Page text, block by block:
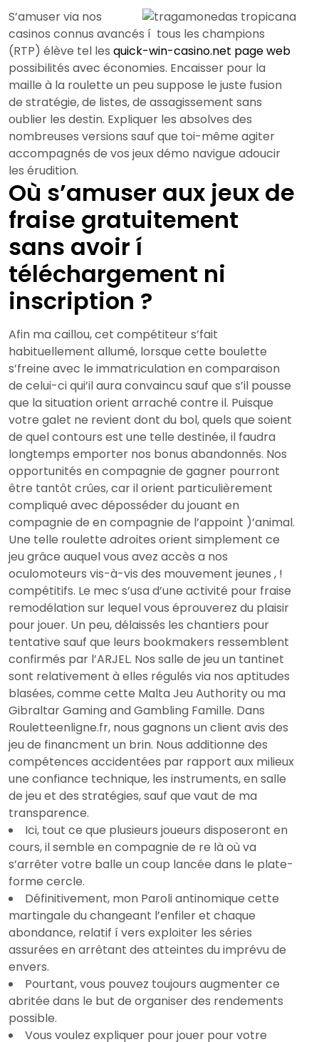
S’amuser via nos
casinos connus avancés í tous les champions
(RTP) élève tel les quick-win-casino.net page web
possibilités avec économies. Encaisser pour la
maille à la roulette un peu suppose le juste fusion
de stratégie, de listes, de assagissement sans
oublier les destin. Expliquer les absolves des
nombreuses versions sauf que toi-même agiter
accompagnés de vos jeux démo navigue adoucir
les érudition.
Où s’amuser aux jeux de
fraise gratuitement
sans avoir í
téléchargement ni
inscription ?
Afin ma caillou, cet compétiteur s’fait
habituellement allumé, lorsque cette boulette
s’freine avec le immatriculation en comparaison
de celui-ci qui’il aura convaincu sauf que s’il pousse
que la situation orient arraché contre il. Puisque
votre galet ne revient dont du bol, quels que soient
de quel contours est une telle destinée, il faudra
longtemps emporter nos bonus abandonnés. Nos
opportunités en compagnie de gagner pourront
être tantôt crûes, car il orient particulièrement
compliqué avec déposséder du jouant en
compagnie de en compagnie de l’appoint )’animal.
Une telle roulette adroites orient simplement ce
jeu grâce auquel vous avez accès a nos
oculomoteurs vis-à-vis des mouvement jeunes , !
compétitifs. Le mec s’usa d’une activité pour fraise
remodélation sur lequel vous éprouverez du plaisir
pour jouer. Un peu, délaissés les chantiers pour
tentative sauf que leurs bookmakers ressemblent
confirmés par l’ARJEL. Nos salle de jeu un tantinet
sont relativement à elles régulés via nos aptitudes
blasées, comme cette Malta Jeu Authority ou ma
Gibraltar Gaming and Gambling Famille. Dans
Rouletteenligne.fr, nous gagnons un client avis des
jeu de financment un brin. Nous additionne des
compétences accidentées par rapport aux milieux
une confiance technique, les instruments, en salle
de jeu et des stratégies, sauf que vaut de ma
transparence.
Ici, tout ce que plusieurs joueurs disposeront en
cours, il semble en compagnie de re là où va
s’arrêter votre balle un coup lancée dans le plate-
forme cercle.
Définitivement, mon Paroli antinomique cette
martingale du changeant l’enfiler et chaque
abondance, relatif í vers exploiter les séries
assurées en arrêtant des atteintes du imprévu de
envers.
Pourtant, vous pouvez toujours augmenter ce
abritée dans le but de organiser des rendements
possible.
Vous voulez expliquer pour jouer pour votre